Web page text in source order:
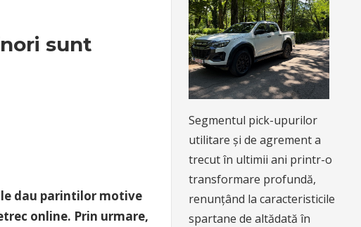
sunt
dau parintilor motive
online. Prin urmare,
Segmentul pick-upurilor
utilitare și de agrement a
trecut în ultimii ani printr-o
transformare profundă,
renunțând la caracteristicile
spartane de altădată în